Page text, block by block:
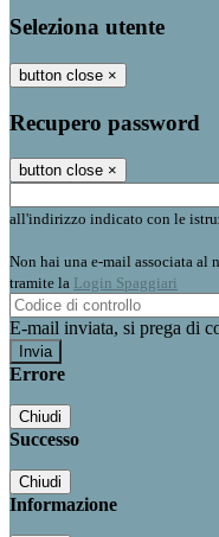
Seleziona utente
button close ×
Recupero password
button close ×
all'indirizzo indicato con le
Non hai una e-mail associata al
tramite la Login Spaggiari
E-mail inviata, si prega di
Errore
Chiudi
Successo
Chiudi
Informazione